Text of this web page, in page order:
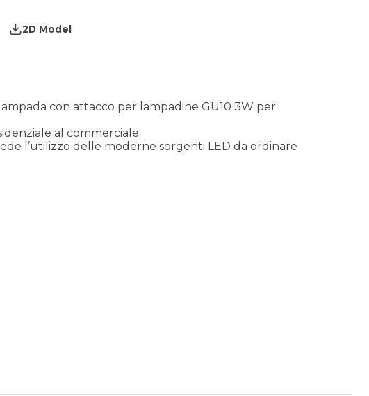
2D Model
con attacco per lampadine GU10 3W per
al commerciale.
l’utilizzo delle moderne sorgenti LED da ordinare